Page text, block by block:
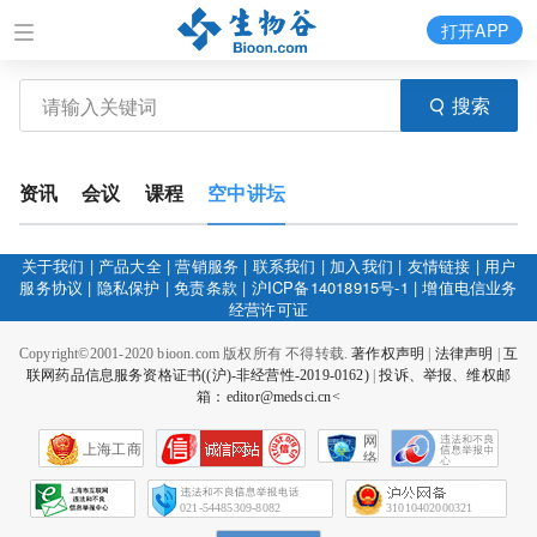
搜索
打开APP
资讯 会议 课程 空中讲坛
关于我们 | 产品大全|营销服务 | 联系我们 | 加入我们 | 友情链接 | 用户
服务协议 | 隐私保护 |免责条款 | 沪ICP备14018915号-1 |增值电信业务
经营许可证
Copyright©2001-2020 bioon.com 版权所有 不得转载.著作权声明 法律声明
互
联网药品信息服务资格证书((沪)-非经营性-2019-0162)|投诉、举报、维权邮
箱：editor@medsci.cn<
上海工商
网
络
会
征
021-54485309-8082 31010402000321